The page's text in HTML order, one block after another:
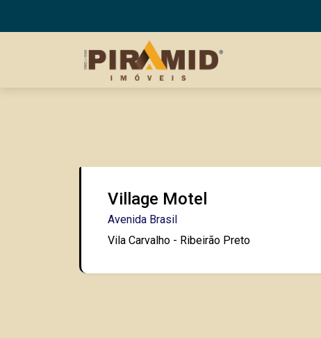
Village Motel
Avenida Brasil
Vila Carvalho - Ribeirão Preto